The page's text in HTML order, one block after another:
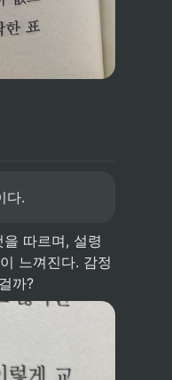
다.
따르며, 설령
느껴진다. 감정
까?